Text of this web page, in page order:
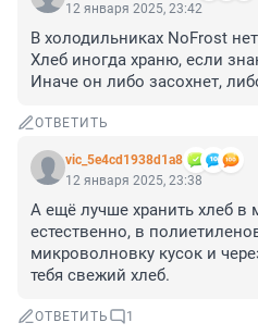
12 января 2025, 23:42
В холодильниках NoFrost
Хлеб иногда храню, если
Иначе он либо засохнет,
ОТВЕТИТЬ
vic_5e4cd1938d1a8
12 января 2025, 23:38
А ещё лучше хранить хлеб в
естественно, в
микроволновку кусок и
тебя свежий хлеб.
ОТВЕТИТЬ 1